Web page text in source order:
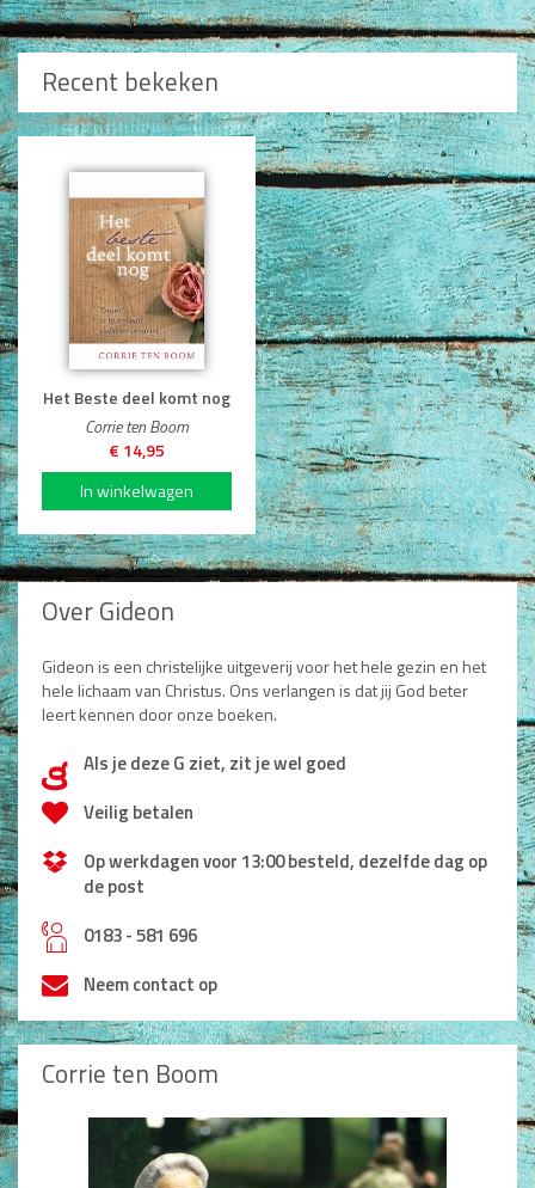
Recent bekeken
Het Beste deel komt nog
Corrie ten Boom
€ 14,95
Over Gideon
Gideon is een christelijke uitgeverij voor het hele gezin en het
hele lichaam van Christus. Ons verlangen is dat jij God beter
leert kennen door onze boeken.
dAls je deze G ziet, zit je wel goed
Veilig betalen
Op werkdagen voor 13:00 besteld, dezelfde dag op
de post
h0183 - 581 696
Neem contact op
Corrie ten Boom